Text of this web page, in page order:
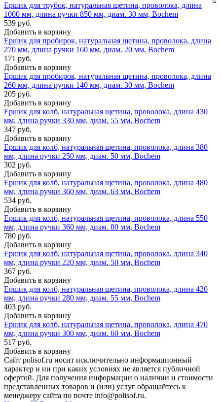
Ершик для трубок, натуральная щетина, проволока, длина
1000 мм, длина ручки 850 мм, диам. 30 мм, Bochem
539 руб.
Добавить в корзину
Ершик для пробирок, натуральная щетина, проволока, длина
270 мм, длина ручки 160 мм, диам. 20 мм, Bochem
171 руб.
Добавить в корзину
Ершик для пробирок, натуральная щетина, проволока, длина
260 мм, длина ручки 140 мм, диам. 30 мм, Bochem
205 руб.
Добавить в корзину
Ершик для колб, натуральная щетина, проволока, длина 430
мм, длина ручки 330 мм, диам. 55 мм, Bochem
347 руб.
Добавить в корзину
Ершик для колб, натуральная щетина, проволока, длина 380
мм, длина ручки 250 мм, диам. 50 мм, Bochem
302 руб.
Добавить в корзину
Ершик для колб, натуральная щетина, проволока, длина 480
мм, длина ручки 360 мм, диам. 63 мм, Bochem
534 руб.
Добавить в корзину
Ершик для колб, натуральная щетина, проволока, длина 550
мм, длина ручки 360 мм, диам. 80 мм, Bochem
780 руб.
Добавить в корзину
Ершик для колб, натуральная щетина, проволока, длина 340
мм, длина ручки 220 мм, диам. 50 мм, Bochem
367 руб.
Добавить в корзину
Ершик для колб, натуральная щетина, проволока, длина 420
мм, длина ручки 280 мм, диам. 55 мм, Bochem
403 руб.
Добавить в корзину
Ершик для колб, натуральная щетина, проволока, длина 470
мм, длина ручки 300 мм, диам. 60 мм, Bochem
517 руб.
Добавить в корзину
Сайт polisof.ru носит исключительно информационный
характер и ни при каких условиях не является публичной
офертой. Для получения информации о наличии и стоимости
представленных товаров и (или) услуг обращайтесь к
менеджеру сайта по почте info@polisof.ru.